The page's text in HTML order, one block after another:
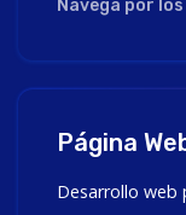
Navega por
Página
Desarrollo web